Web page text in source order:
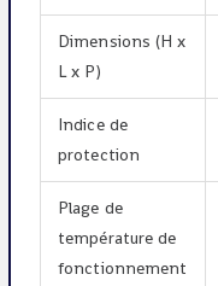
Dimensions (H x
L x P)
Indice de
protection
Plage de
température de
fonctionnement